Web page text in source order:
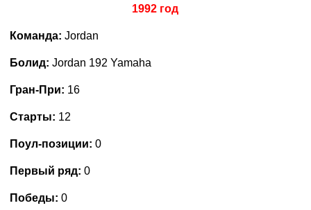
1992 год
Команда: Jordan
Болид: Jordan 192 Yamaha
Гран-При: 16
Старты: 12
Поул-позиции: 0
Первый ряд: 0
Победы: 0